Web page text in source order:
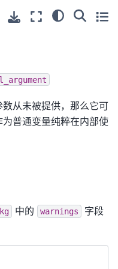
从未被提供，那么它可
普通变量纯粹在内部使
中的 warnings
字段